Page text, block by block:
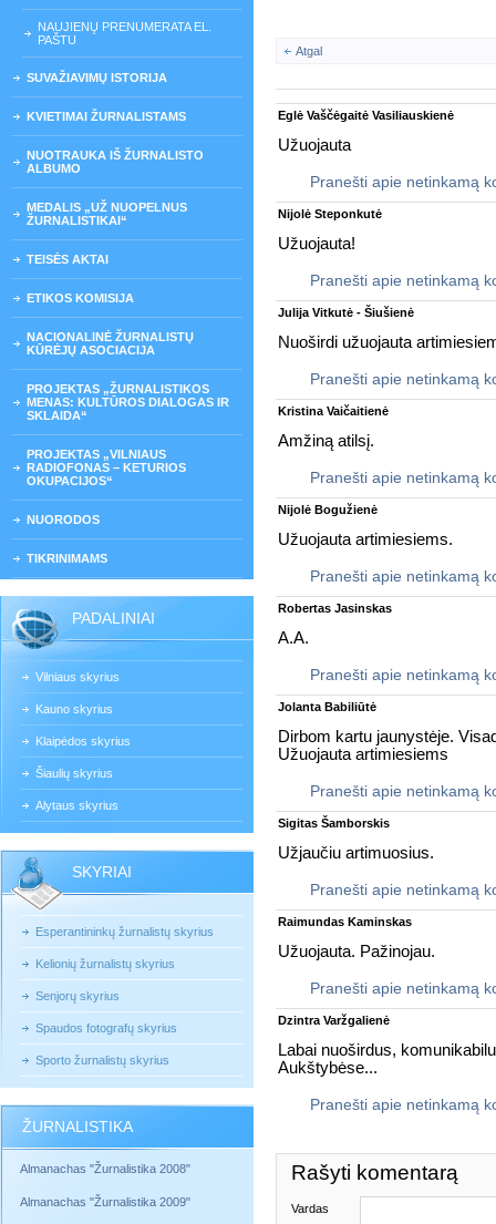
NAUJIENŲ PRENUMERATA EL.
PAŠTU
SUVAŽIAVIMŲ ISTORIJA
KVIETIMAI ŽURNALISTAMS
NUOTRAUKA IŠ ŽURNALISTO
ALBUMO
MEDALIS „UŽ NUOPELNUS
ŽURNALISTIKAI“
TEISĖS AKTAI
ETIKOS KOMISIJA
NACIONALINĖ ŽURNALISTŲ
KŪRĖJŲ ASOCIACIJA
PROJEKTAS „ŽURNALISTIKOS
MENAS: KULTŪROS DIALOGAS IR
SKLAIDA“
PROJEKTAS „VILNIAUS
RADIOFONAS – KETURIOS
OKUPACIJOS“
NUORODOS
TIKRINIMAMS
PADALINIAI
Vilniaus skyrius
Kauno skyrius
Klaipėdos skyrius
Šiaulių skyrius
Alytaus skyrius
SKYRIAI
Esperantininkų žurnalistų skyrius
Kelionių žurnalistų skyrius
Senjorų skyrius
Spaudos fotografų skyrius
Sporto žurnalistų skyrius
ŽURNALISTIKA
Almanachas "Žurnalistika 2008"
Almanachas "Žurnalistika 2009"
Atgal
Eglė Vaščėgaitė Vasiliauskienė
Užuojauta
Pranešti apie netinkamą
Nijolė Steponkutė
Užuojauta!
Pranešti apie netinkamą
Julija Vitkutė - Šiušienė
Nuoširdi užuojauta
Pranešti apie netinkamą
Kristina Vaičaitienė
Amžiną atilsį.
Pranešti apie netinkamą
Nijolė Bogužienė
Užuojauta artimiesiems.
Pranešti apie netinkamą
Robertas Jasinskas
A.A.
Pranešti apie netinkamą
Jolanta Babiliūtė
Dirbom kartu jaunystėje.
Užuojauta artimiesiems
Pranešti apie netinkamą
Sigitas Šamborskis
Užjaučiu artimuosius.
Pranešti apie netinkamą
Raimundas Kaminskas
Užuojauta. Pažinojau.
Pranešti apie netinkamą
Dzintra Varžgalienė
Labai nuoširdus,
Aukštybėse...
Pranešti apie netinkamą
Rašyti komentarą
Vardas